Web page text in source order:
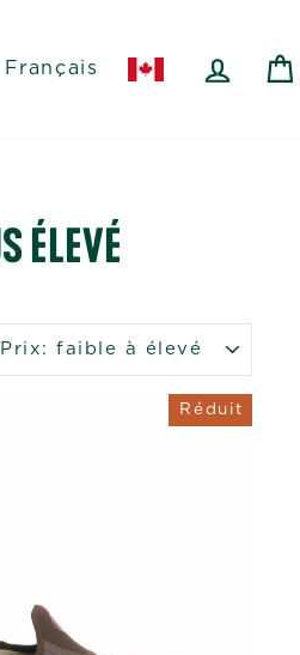
Français SE
ÉLEVÉ
Réduit